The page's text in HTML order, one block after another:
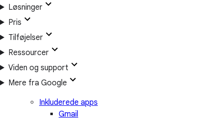
Løsninger
Pris
Tilføjelser
Ressourcer
Viden og support
Mere fra Google
Inkluderede apps
Gmail